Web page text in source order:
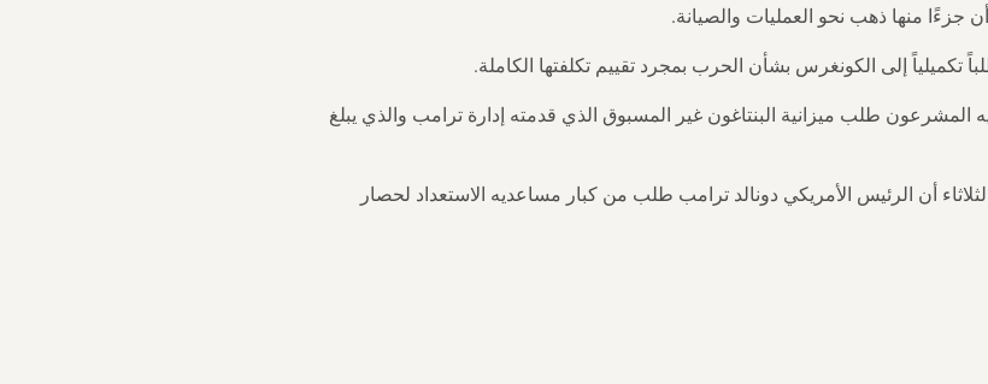
جزءًا منها ذهب نحو العمليات والصيانة.
إلى الكونغرس بشأن الحرب بمجرد تقييم تكلفتها الكاملة.
المشرعون طلب ميزانية البنتاغون غير المسبوق الذي قدمته إدارة ترامب والذي يبلغ
أن الرئيس الأمريكي دونالد ترامب طلب من كبار مساعديه الاستعداد لحصار